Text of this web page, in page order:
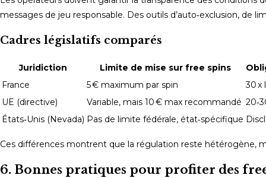
messages de jeu responsable. Des outils d’auto‑exclusion,
Cadres législatifs comparés
Juridiction Limite de mise sur free spins
France
5 € maximum par spin
30 x
UE (directive)
Variable, mais 10 € max recommandé
États‑Unis (Nevada) Pas de limite fédérale, état‑spécifique
Ces différences montrent que la régulation reste hétérogène,
6. Bonnes pratiques pour profiter des